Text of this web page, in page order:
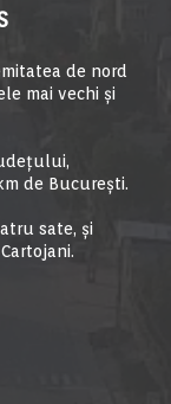
de nord
mai vechi şi
de Bucureşti.
sate, și